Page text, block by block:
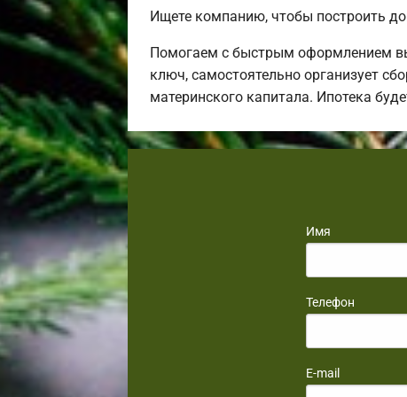
Ищете компанию, чтобы построить
Помогаем с быстрым оформлением
ключ, самостоятельно организует
материнского капитала. Ипотека
Имя
Телефон
E-mail